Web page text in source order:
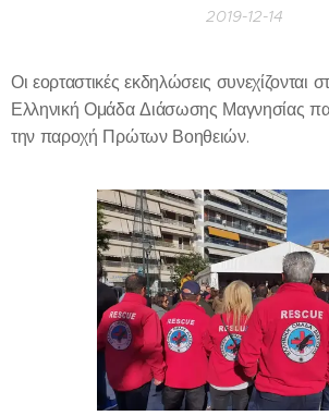
2019-12-14
Οι εορταστικές εκδηλώσεις συνεχίζονται
Ελληνική Ομάδα Διάσωσης Μαγνησίας
την παροχή Πρώτων Βοηθειών.